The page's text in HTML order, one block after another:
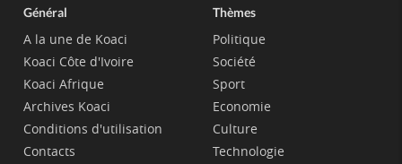
Général
A la une de Koaci
Koaci Côte d'Ivoire
Koaci Afrique
Archives Koaci
Conditions d'utilisation
Contacts
Thèmes
Politique
Société
Sport
Economie
Culture
Technologie